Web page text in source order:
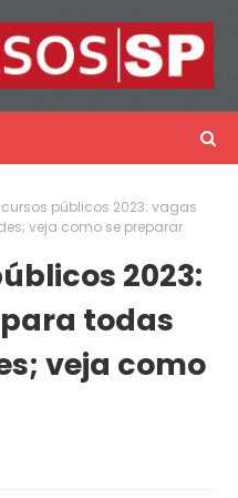
públicos 2023: vagas
veja como se preparar
2023:
todas
veja como